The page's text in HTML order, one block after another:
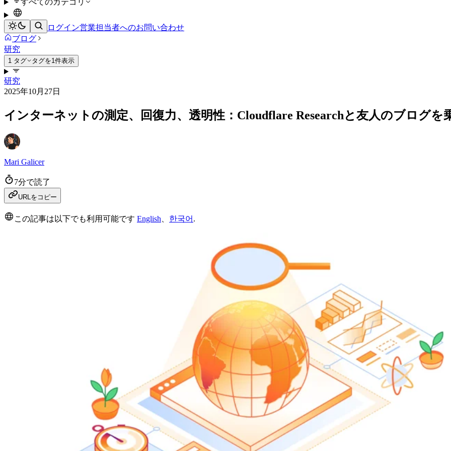
すべてのカテゴリ
ログイン営業担当者へのお問い合わせ
ブログ
研究
1 タグ タグを1件表示
研究
2025年10月27日
インターネットの測定、回復力、透明性：Cloudflare Researchと友人のブログを
Mari Galicer
7分で読了
URLをコピー
この記事は以下でも利用可能です English 한국어 .